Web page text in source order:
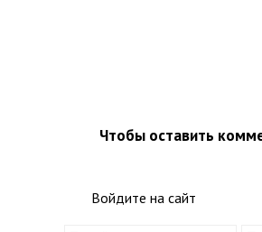
Чтобы оставить
Войдите на сайт